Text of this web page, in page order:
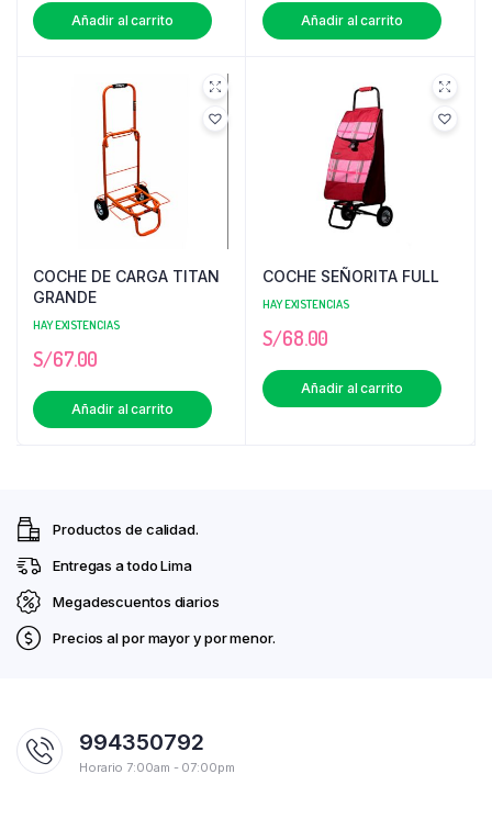
Añadir al carrito Añadir al carrito
COCHE DE CARGA TITAN
GRANDE
HAY EXISTENCIAS
S/67.00
Añadir al carrito
COCHE SEÑORITA FULL
HAY EXISTENCIAS
S/68.00
Añadir al carrito
Productos de calidad.
Entregas a todo Lima
Megadescuentos diarios
Precios al por mayor y por menor.
994350792
Horario 7:00am - 07:00pm